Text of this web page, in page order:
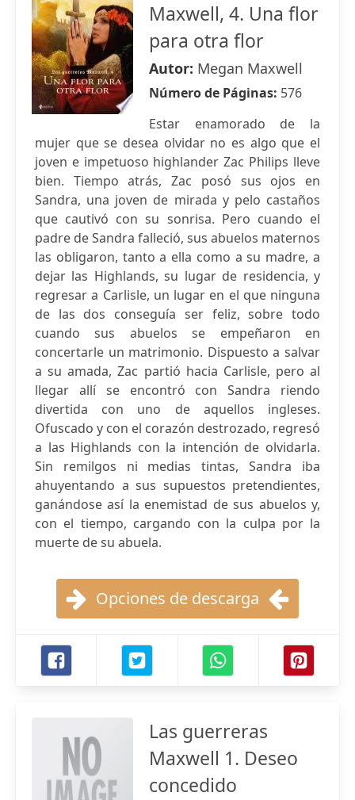
Maxwell, 4. Una flor
para otra flor
Autor: Megan Maxwell
Número de Páginas: 576
Estar enamorado de la
mujer que se desea olvidar no es algo que el
joven e impetuoso highlander Zac Philips lleve
bien. Tiempo atrás, Zac posó sus ojos en
Sandra, una joven de mirada y pelo castaños
que cautivó con su sonrisa. Pero cuando el
padre de Sandra falleció, sus abuelos maternos
las obligaron, tanto a ella como a su madre, a
dejar las Highlands, su lugar de residencia, y
regresar a Carlisle, un lugar en el que ninguna
de las dos conseguía ser feliz, sobre todo
cuando sus abuelos se empeñaron en
concertarle un matrimonio. Dispuesto a salvar
a su amada, Zac partió hacia Carlisle, pero al
llegar allí se encontró con Sandra riendo
divertida con uno de aquellos ingleses.
Ofuscado y con el corazón destrozado, regresó
a las Highlands con la intención de olvidarla.
Sin remilgos ni medias tintas, Sandra iba
ahuyentando a sus supuestos pretendientes,
ganándose así la enemistad de sus abuelos y,
con el tiempo, cargando con la culpa por la
muerte de su abuela.
Opciones de descarga
Las guerreras
Maxwell 1. Deseo
concedido